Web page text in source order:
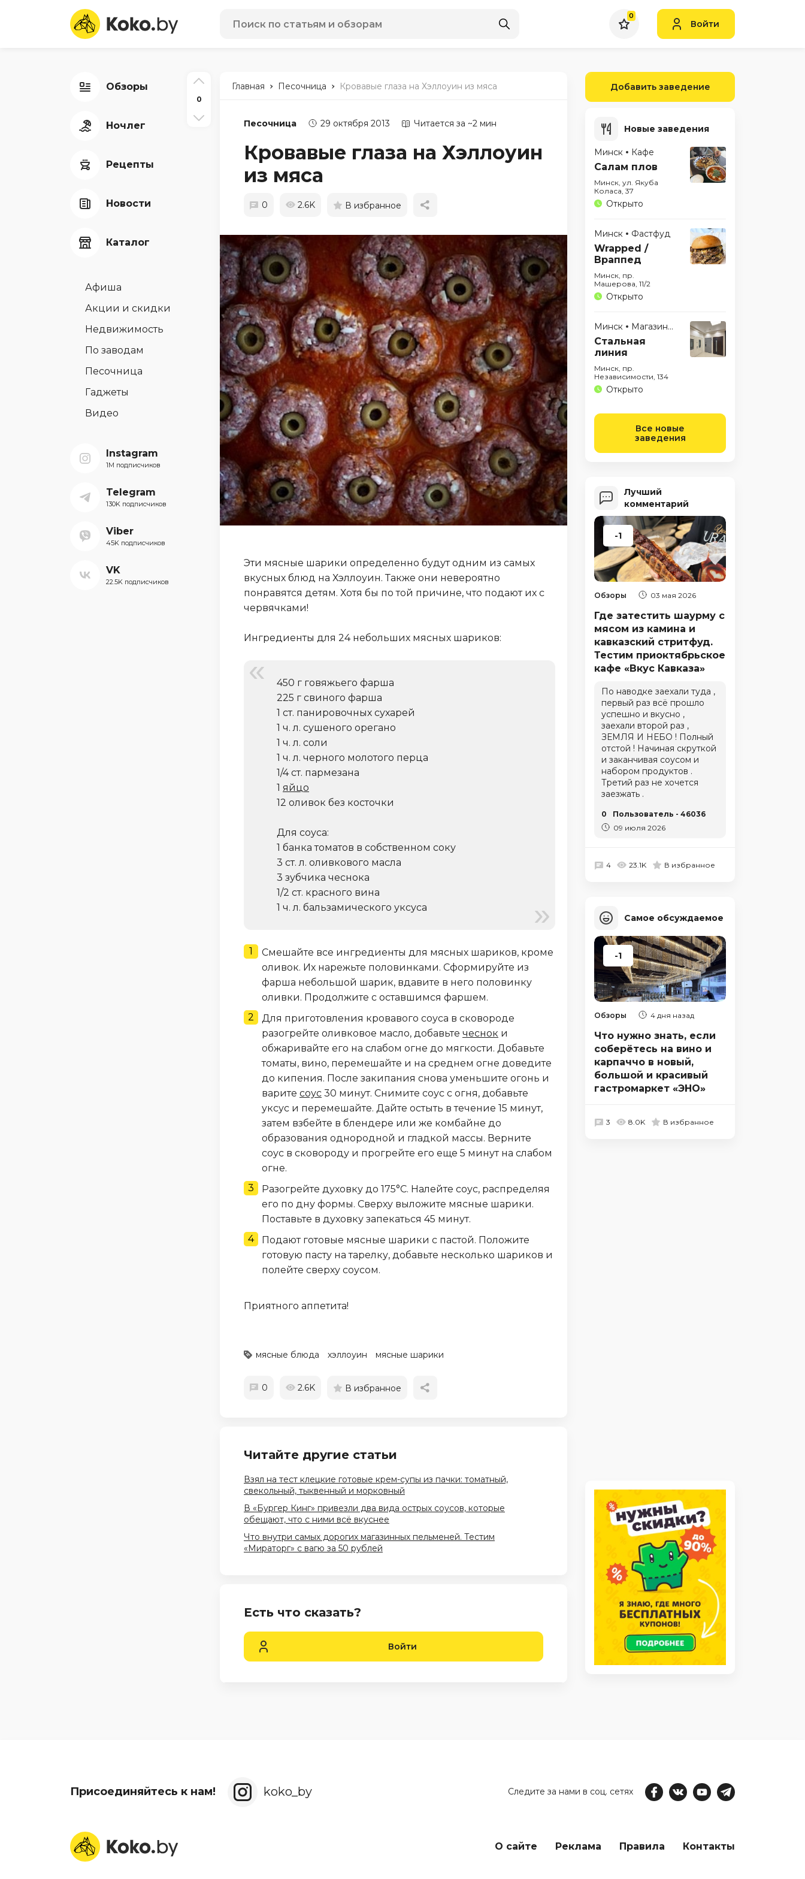
0
Войти
Обзоры
Ночлег
Рецепты
Новости
Каталог
Афиша
Акции и скидки
Недвижимость
По заводам
Песочница
Гаджеты
Видео
Instagram
1M подписчиков
Telegram
130K подписчиков
Viber
45K подписчиков
VK
22.5K подписчиков
0
Главная - Песочница - Кровавые глаза на Хэллоуин из мяса
Песочница 29 октября 2013 Читается за ~2 мин
Кровавые глаза на Хэллоуин
из мяса
0 2.6K В избранное
Эти мясные шарики определенно будут одним из самых
вкусных блюд на Хэллоуин. Также они невероятно
понравятся детям. Хотя бы по той причине, что подают их с
червячками!
Ингредиенты для 24 небольших мясных шариков:
450 г говяжьего фарша
225 г свиного фарша
1 ст. панировочных сухарей
1 ч. л. сушеного орегано
1 ч. л. соли
1 ч. л. черного молотого перца
1/4 ст. пармезана
1 яйцо
12 оливок без косточки
Для соуса:
1 банка томатов в собственном соку
3 ст. л. оливкового масла
3 зубчика чеснока
1/2 ст. красного вина
1 ч. л. бальзамического уксуса
Смешайте все ингредиенты для мясных шариков, кроме
оливок. Их нарежьте половинками. Сформируйте из
фарша небольшой шарик, вдавите в него половинку
оливки. Продолжите с оставшимся фаршем.
Для приготовления кровавого соуса в сковороде
разогрейте оливковое масло, добавьте чеснок и
обжаривайте его на слабом огне до мягкости. Добавьте
томаты, вино, перемешайте и на среднем огне доведите
до кипения. После закипания снова уменьшите огонь и
варите соус 30 минут. Снимите соус с огня, добавьте
уксус и перемешайте. Дайте остыть в течение 15 минут,
затем взбейте в блендере или же комбайне до
образования однородной и гладкой массы. Верните
соус в сковороду и прогрейте его еще 5 минут на слабом
огне.
Разогрейте духовку до 175°С. Налейте соус, распределяя
его по дну формы. Сверху выложите мясные шарики.
Поставьте в духовку запекаться 45 минут.
Подают готовые мясные шарики с пастой. Положите
готовую пасту на тарелку, добавьте несколько шариков и
полейте сверху соусом.
Приятного аппетита!
мясные блюда хэллоуин мясные шарики
0 2.6K В избранное
Читайте другие статьи
Взял на тест клецкие готовые крем-супы из пачки: томатный,
свекольный, тыквенный и морковный
В «Бургер Кинг» привезли два вида острых соусов, которые
обещают, что с ними всё вкуснее
Что внутри самых дорогих магазинных пельменей. Тестим
«Мираторг» с вагю за 50 рублей
Есть что сказать?
Войти
Добавить заведение
Новые заведения
Минск Кафе
Салам плов
Минск, ул. Якуба
Коласа, 37
Открыто
Минск Фастфуд
Wrapped /
Враппед
Минск, пр.
Машерова, 11/2
Открыто
Минск Магазины
Стальная
линия
Минск, пр.
Независимости, 134
Открыто
Все новые
заведения
Лучший
комментарий
-1
Обзоры 03 мая 2026
Где затестить шаурму с
мясом из камина и
кавказский стритфуд.
Тестим приоктябрьское
кафе «Вкус Кавказа»
По наводке заехали туда ,
первый раз всё прошло
успешно и вкусно ,
заехали второй раз ,
ЗЕМЛЯ И НЕБО ! Полный
отстой ! Начиная скруткой
и заканчивая соусом и
набором продуктов .
Третий раз не хочется
заезжать .
0
Пользователь - 46036
09 июля 2026
4 23.1K В избранное
Самое обсуждаемое
-1
Обзоры 4 дня назад
Что нужно знать, если
соберётесь на вино и
карпаччо в новый,
большой и красивый
гастромаркет «ЭНО»
3 8.0K В избранное
Присоединяйтесь к нам! koko_by Следите за нами в соц. сетях
О сайте Реклама Правила Контакты